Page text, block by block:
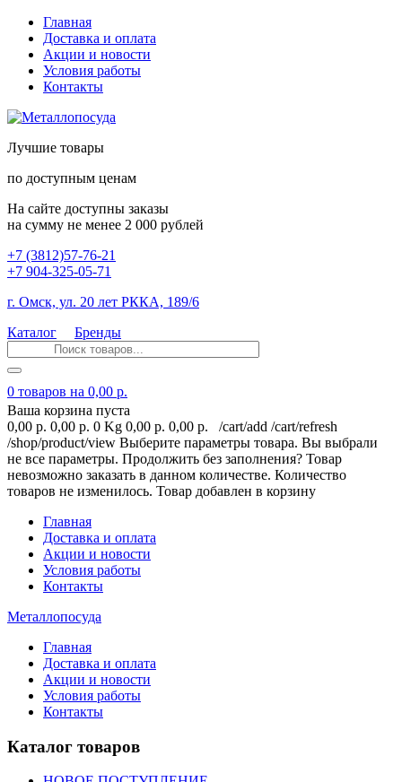
Главная
Доставка и оплата
Акции и новости
Условия работы
Контакты
Лучшие товары
по доступным ценам
На сайте доступны заказы
на сумму не менее 2 000 рублей
+7 (3812)57-76-21
+7 904-325-05-71
г. Омск, ул. 20 лет РККА, 189/6
Каталог
Бренды
0 товаров на 0,00 р.
Ваша корзина пуста
0,00 р. 0,00 р. 0 Kg 0,00 р. 0,00 р. /cart/add /cart/refresh
/shop/product/view Выберите параметры товара. Вы выбрали
не все параметры. Продолжить без заполнения? Товар
невозможно заказать в данном количестве. Количество
товаров не изменилось. Товар добавлен в корзину
Главная
Доставка и оплата
Акции и новости
Условия работы
Контакты
Металлопосуда
Главная
Доставка и оплата
Акции и новости
Условия работы
Контакты
Каталог товаров